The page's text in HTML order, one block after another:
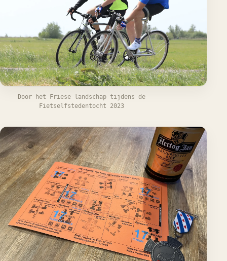
Door het Friese landschap tijdens de
Fietselfstedentocht 2023